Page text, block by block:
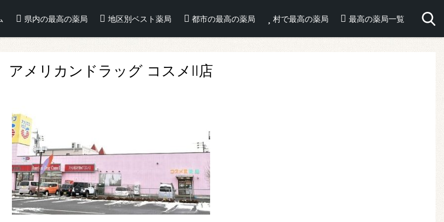
県内の最高の薬局 地区別ベスト薬局 都市の最高の薬局 村で最高の薬局 最高の薬局一覧
アメリカンドラッグ コスメⅡ店